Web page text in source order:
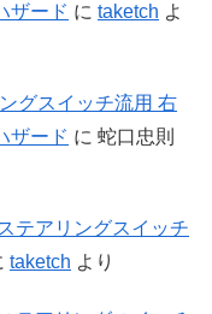
ザード に taketch よ
グスイッチ流用 右
ザード に 蛇口忠則
テアリングスイッチ
taketch より